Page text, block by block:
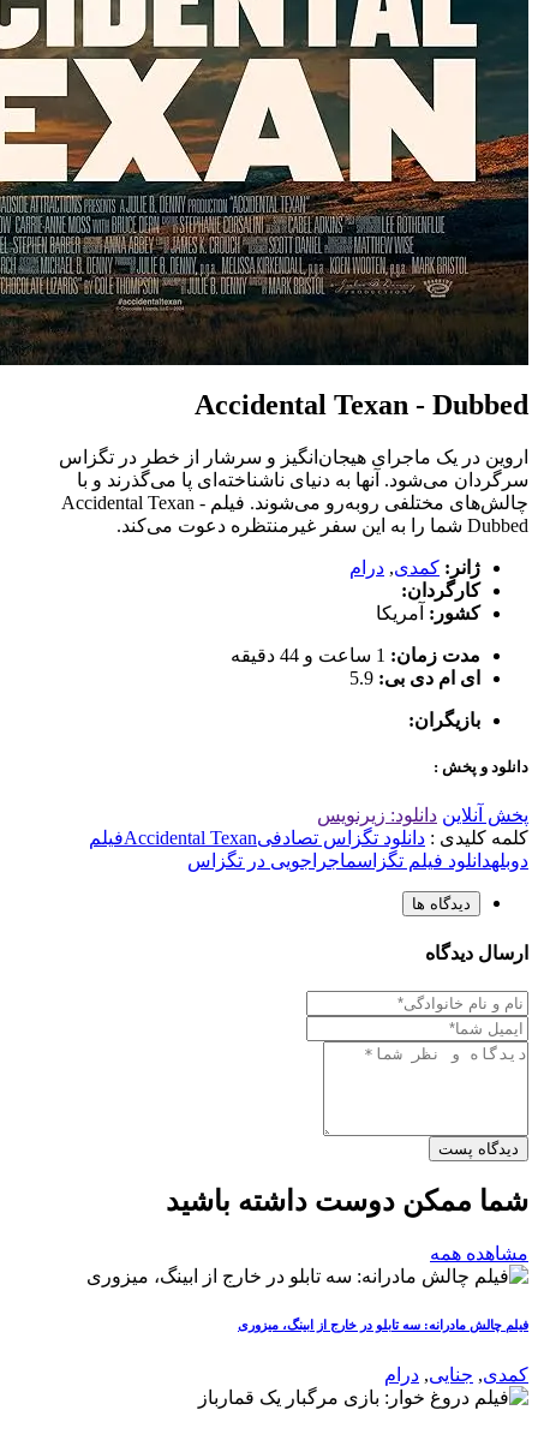
Accidental Texan - Dubbed
اروین در یک ماجرای هیجان‌انگیز و سرشار از خطر در تگزاس
سرگردان می‌شود. آنها به دنیای ناشناخته‌ای پا می‌گذرند و با
چالش‌های مختلفی روبه‌رو می‌شوند. فیلم Accidental Texan -
Dubbed شما را به این سفر غیرمنتظره دعوت می‌کند.
ژانر: کمدی, درام
کارگردان:
کشور: آمریکا
مدت زمان: 1 ساعت و 44 دقیقه
ای ام دی بی: 5.9
بازیگران:
دانلود و پخش :
پخش آنلاین دانلود: زیرنویس
کلمه کلیدی : دانلود تگزاس تصادفیAccidental Texanفیلم
دوبلهدانلود فیلم تگزاسماجراجویی در تگزاس
دیدگاه ها
ارسال دیدگاه
دیدگاه پست
شما ممکن دوست داشته باشید
مشاهده همه
فیلم چالش مادرانه: سه تابلو در خارج از ابینگ، میزوری
کمدی, جنایی, درام